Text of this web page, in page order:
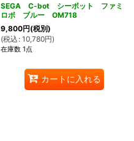
SEGA C-bot シーボット ファミ
ロボ ブルー OM718
9,800円(税別)
(税込 : 10,780円)
在庫数 1点
カートに入れる